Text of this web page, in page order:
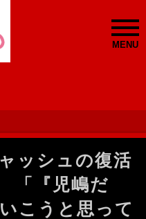
MENU
ッシュの復活
「『児嶋だ
こうと思って